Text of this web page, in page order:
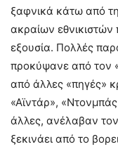
ξαφνικά κάτω από
ακραίων
εξουσία. Πολλές
προκύψανε από τον
από άλλες «πηγές»
«Αϊντάρ»,
άλλες, ανέλαβαν
ξεκινάει από το